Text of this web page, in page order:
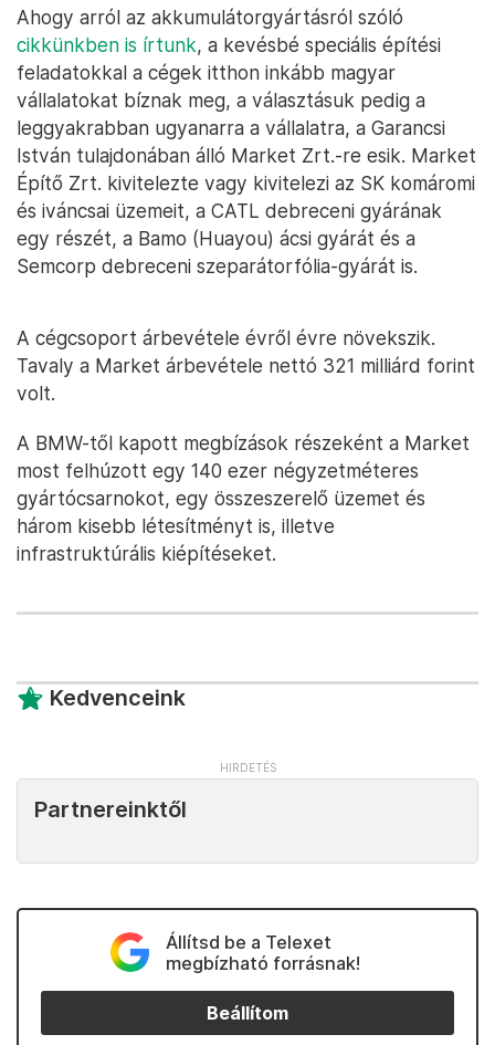
Ahogy arról az akkumulátorgyártásról szóló
cikkünkben is írtunk, a kevésbé speciális építési
feladatokkal a cégek itthon inkább magyar
vállalatokat bíznak meg, a választásuk pedig a
leggyakrabban ugyanarra a vállalatra, a Garancsi
István tulajdonában álló Market Zrt.-re esik. Market
Építő Zrt. kivitelezte vagy kivitelezi az SK komáromi
és iváncsai üzemeit, a CATL debreceni gyárának
egy részét, a Bamo (Huayou) ácsi gyárát és a
Semcorp debreceni szeparátorfólia-gyárát is.
A cégcsoport árbevétele évről évre növekszik.
Tavaly a Market árbevétele nettó 321 milliárd forint
volt.
A BMW-től kapott megbízások részeként a Market
most felhúzott egy 140 ezer négyzetméteres
gyártócsarnokot, egy összeszerelő üzemet és
három kisebb létesítményt is, illetve
infrastruktúrális kiépítéseket.
Kedvenceink
Partnereinktől
Állítsd be a Telexet
megbízható forrásnak!
Beállítom